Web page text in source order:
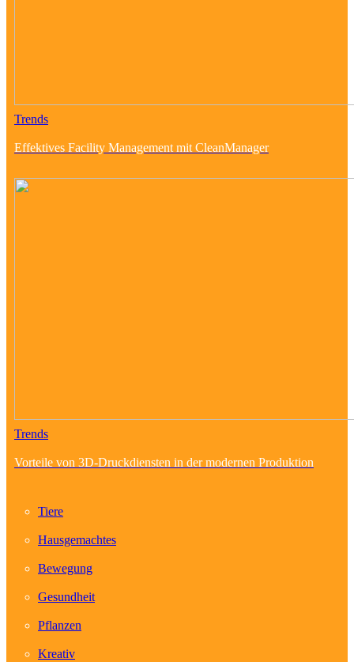
Trends
Effektives Facility Management mit CleanManager
Trends
Vorteile von 3D-Druckdiensten in der modernen Produktion
Tiere
Hausgemachtes
Bewegung
Gesundheit
Pflanzen
Kreativ